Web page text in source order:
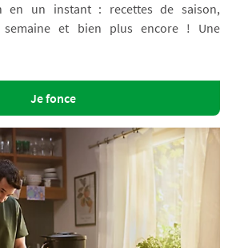
en un instant : recettes de saison,
semaine et bien plus encore ! Une
Je fonce